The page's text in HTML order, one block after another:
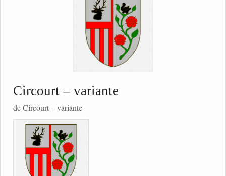
Circourt – variante
de Circourt – variante